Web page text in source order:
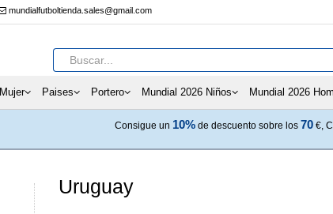
mundialfutboltienda.sales@gmail.com
Mujer Paises Portero Mundial 2026 Niños Mundial 2026
Consigue un 10% de descuento sobre los 70 €,
Uruguay